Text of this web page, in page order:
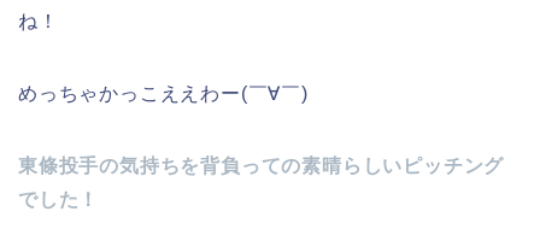
ね！
めっちゃかっこええわー(￣∀￣)
東條投手の気持ちを背負っての素晴らしいピッチング
でした！